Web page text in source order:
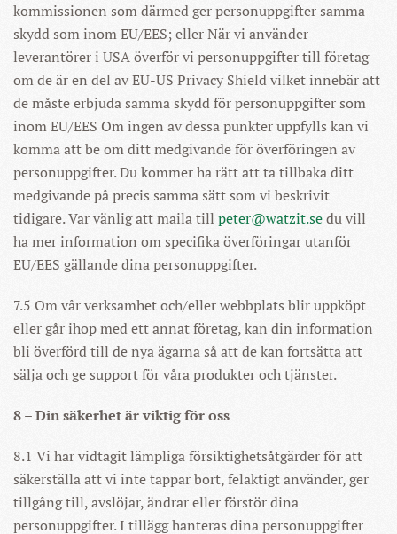
kommissionen som därmed ger personuppgifter samma
skydd som inom EU/EES; eller När vi använder
leverantörer i USA överför vi personuppgifter till företag
om de är en del av EU-US Privacy Shield vilket innebär att
de måste erbjuda samma skydd för personuppgifter som
inom EU/EES Om ingen av dessa punkter uppfylls kan vi
komma att be om ditt medgivande för överföringen av
personuppgifter. Du kommer ha rätt att ta tillbaka ditt
medgivande på precis samma sätt som vi beskrivit
tidigare. Var vänlig att maila till peter@watzit.sedu vill
ha mer information om specifika överföringar utanför
EU/EES gällande dina personuppgifter.
7.5 Om vår verksamhet och/eller webbplats blir uppköpt
eller går ihop med ett annat företag, kan din information
bli överförd till de nya ägarna så att de kan fortsätta att
sälja och ge support för våra produkter och tjänster.
8 – Din säkerhet är viktig för oss
8.1 Vi har vidtagit lämpliga försiktighetsåtgärder för att
säkerställa att vi inte tappar bort, felaktigt använder, ger
tillgång till, avslöjar, ändrar eller förstör dina
personuppgifter. I tillägg hanteras dina personuppgifter